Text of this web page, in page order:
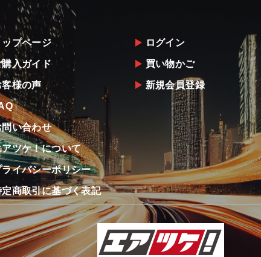
ップページ
購入ガイド
客様の声
問い合わせ
アツケ！について
ライバシーポリシー
定商取引に基づく表記
ログイン
買い物かご
新規会員登録